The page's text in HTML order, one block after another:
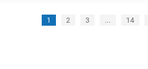
1 2 3 ... 14